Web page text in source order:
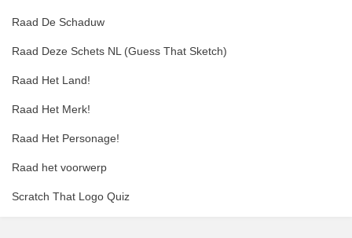
Raad De Schaduw
Raad Deze Schets NL (Guess That Sketch)
Raad Het Land!
Raad Het Merk!
Raad Het Personage!
Raad het voorwerp
Scratch That Logo Quiz